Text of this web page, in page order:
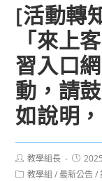
[活動轉
「來上
習入口
動，請
如說明
Post
author:
教學組長
Post
Post教學組 / 最新公告 /